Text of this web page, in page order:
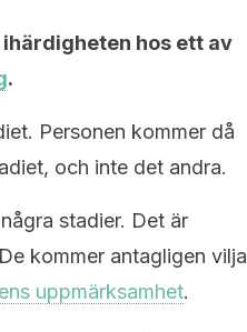
hos ett av
.
Personen kommer då
och inte det andra.
stadier. Det är
kommer antagligen vilja
uppmärksamhet.